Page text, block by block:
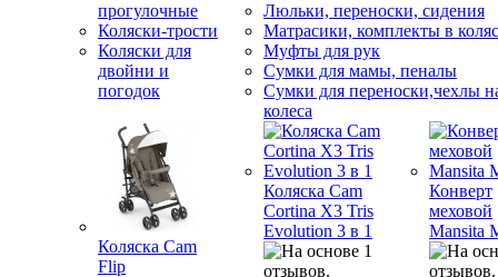
прогулочные
Коляски-трости
Коляски для
двойни и
погодок
Люльки, переноски, сидения
Матрасики, комплекты в
Муфты для рук
Сумки для мамы, пеналы
Сумки для переноски,чехлы
колеса
Коляска Cam
Flip
Коляска Cam
Cortina X3 Tris
Evolution 3 в 1
Конверт
меховой
Mansita